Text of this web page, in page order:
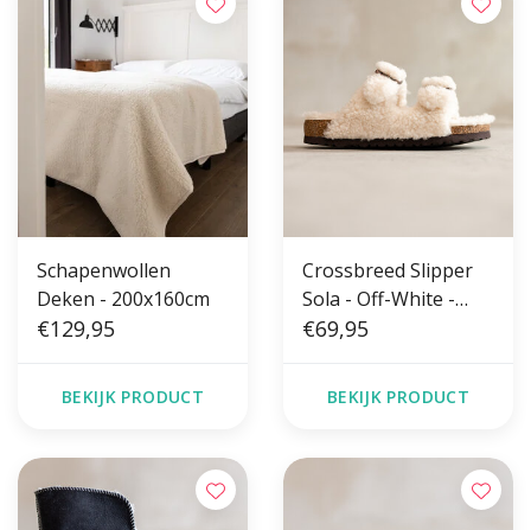
Schapenwollen
Deken - 200x160cm
€129,95
BEKIJK PRODUCT
Crossbreed Slipper
Sola - Off-White -
Maat 36 t/m 42
€69,95
BEKIJK PRODUCT